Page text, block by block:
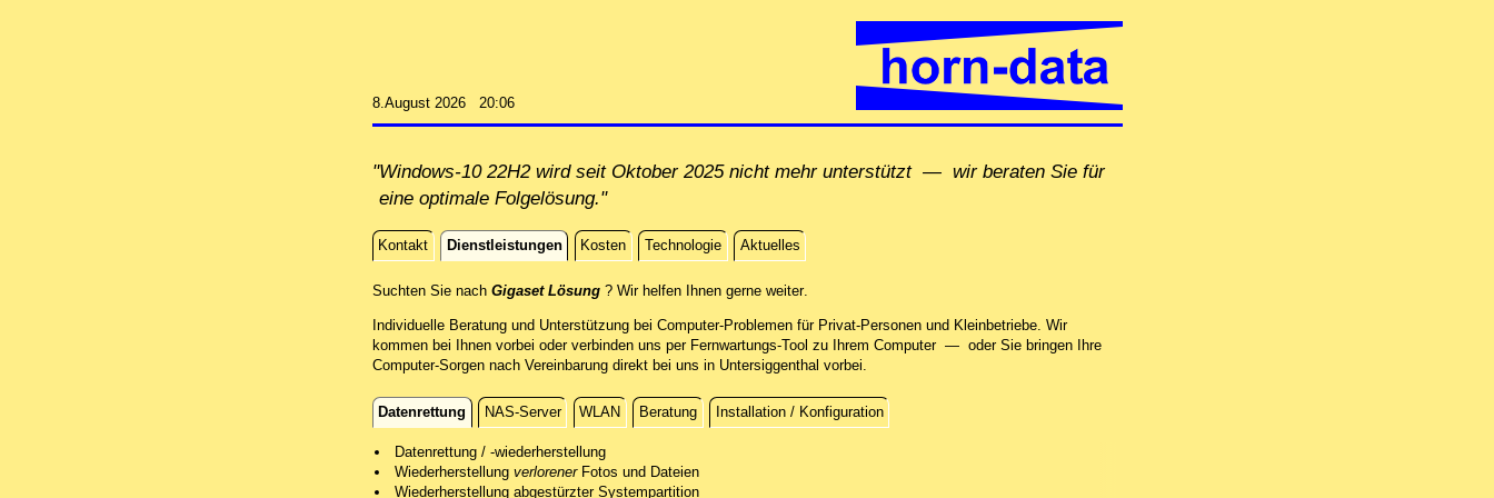
8.August 2026 20:06
"Windows-10 22H2 wird seit Oktober 2025 nicht mehr unterstützt — wir beraten Sie für
eine optimale Folgelösung."
Kontakt Dienstleistungen Kosten Technologie Aktuelles
Dienstleistungen
Suchten Sie nach Gigaset Lösung? Wir helfen Ihnen gerne weiterdirekt an Ihrem Standort, per Fernwartung oder in unserer Computer-Werkstatt in Untersiggenthal
.
Individuelle Beratung und Unterstützung bei Computer-Problemen für Privat-Personen und Kleinbetriebe. Wir
kommen bei Ihnen vorbei oder verbinden uns per Fernwartungs-Tool zu Ihrem Computer — oder Sie bringen Ihre
Computer-Sorgen nach Vereinbarung direkt bei uns in Untersiggenthal vorbei.
Datenrettung NAS-Server WLAN Beratung Installation / Konfiguration
Datenrettung
Datenrettung / -wiederherstellung
Wir retten Ihre verlorenen Daten mit professionellen Mitteln.
Nach einer ersten kostenfreien Sichtung des Schadens unterbreiten wir Ihnen ein Angebot.
Wiederherstellung verlorenerFotos und Dateien
Nach einer erfolgreichen Datenrettung stellen wir Ihre Fotos und andere Dateien auf einem neuen Datenträger
Wiederherstellung abgestürzter Systempartition